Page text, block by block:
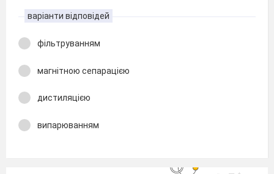
варіанти відповідей
фільтруванням
магнітною сепарацією
дистиляцією
випарюванням